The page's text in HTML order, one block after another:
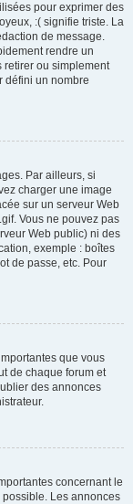
pour exprimer des
:( signifie triste. La
de message.
rendre un
retirer ou simplement
défini un nombre
Par ailleurs, si
charger une image
sur un serveur Web
Vous ne pouvez pas
Web public) ni des
exemple : boîtes
de passe, etc. Pour
que vous
de chaque forum et
des annonces
concernant le
Les annonces